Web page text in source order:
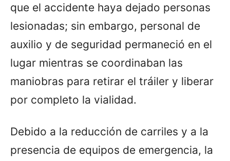
que el accidente haya dejado personas
lesionadas; sin embargo, personal de
auxilio y de seguridad permaneció en el
lugar mientras se coordinaban las
maniobras para retirar el tráiler y liberar
por completo la vialidad.
Debido a la reducción de carriles y a la
presencia de equipos de emergencia, la